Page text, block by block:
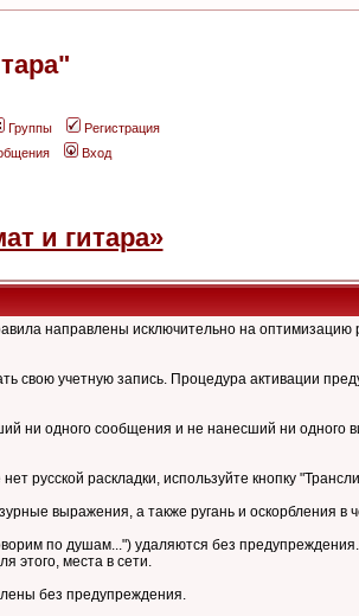
Группы
Регистрация
Вход
и гитара»
направлены исключительно на
свою учетную запись. Процедура активации
ни одного сообщения и не нанесший ни одного
русской раскладки, используйте кнопку
выражения, а также ругань и оскорбления в
по душам...") удаляются без
этого, места в сети.
без предупреждения.